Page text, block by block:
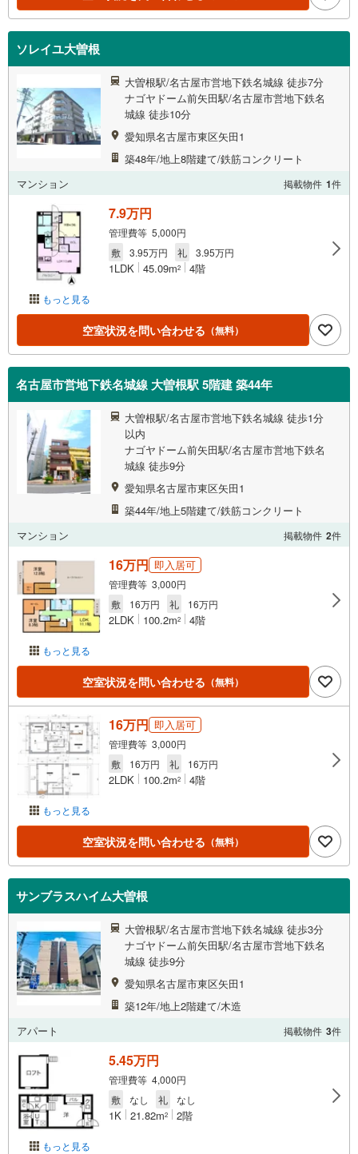
ソレイユ大曽根
大曽根駅/名古屋市営地下鉄名城線 徒歩7分
ナゴヤドーム前矢田駅/名古屋市営地下鉄名
城線 徒歩10分
愛知県名古屋市東区矢田1
築48年/地上8階建て/鉄筋コンクリート
マンション
掲載物件 1件
もっと見る
7.9万円
管理費等 5,000円
敷
3.95万円 礼 3.95万円
1LDK 45.09m2 4階
空室状況を問い合わせる （無料）
名古屋市営地下鉄名城線 大曽根駅 5階建 築44年
大曽根駅/名古屋市営地下鉄名城線 徒歩1分
以内
ナゴヤドーム前矢田駅/名古屋市営地下鉄名
城線 徒歩9分
愛知県名古屋市東区矢田1
築44年/地上5階建て/鉄筋コンクリート
マンション
掲載物件 2件
もっと見る
16万円 即入居可
管理費等 3,000円
敷
16万円 礼 16万円
2LDK 100.2m2 4階
空室状況を問い合わせる （無料）
もっと見る
16万円 即入居可
管理費等 3,000円
敷
16万円 礼 16万円
2LDK 100.2m2 4階
空室状況を問い合わせる （無料）
サンブラスハイム大曽根
大曽根駅/名古屋市営地下鉄名城線 徒歩3分
ナゴヤドーム前矢田駅/名古屋市営地下鉄名
城線 徒歩9分
愛知県名古屋市東区矢田1
築12年/地上2階建て/木造
アパート
掲載物件 3件
もっと見る
5.45万円
管理費等 4,000円
敷
なし 礼 なし
1K 21.82m2 2階